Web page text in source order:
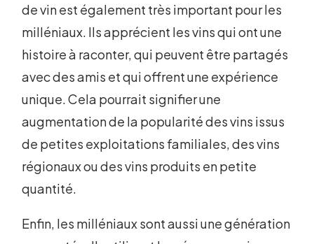
de vin est également très important pour les
milléniaux. Ils apprécient les vins qui ont une
histoire à raconter, qui peuvent être partagés
avec des amis et qui offrent une expérience
unique. Cela pourrait signifier une
augmentation de la popularité des vins issus
de petites exploitations familiales, des vins
régionaux ou des vins produits en petite
quantité.
Enfin, les milléniaux sont aussi une génération